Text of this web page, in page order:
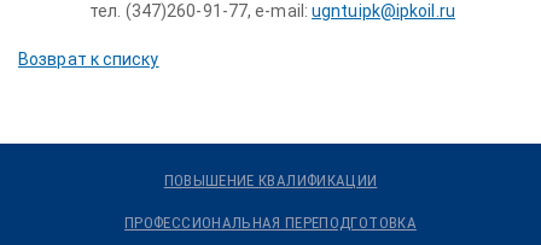
тел. (347)260-91-77, e-mail:ugntuipk@ipkoil.ru
Возврат к списку
ПОВЫШЕНИЕ КВАЛИФИКАЦИИ
ПРОФЕССИОНАЛЬНАЯ ПЕРЕПОДГОТОВКА